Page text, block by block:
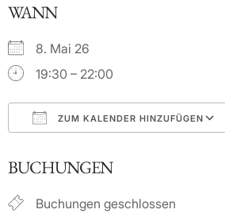
WANN
8. Mai 26
19:30 – 22:00
ZUM KALENDER HINZUFÜGEN
BUCHUNGEN
Buchungen geschlossen